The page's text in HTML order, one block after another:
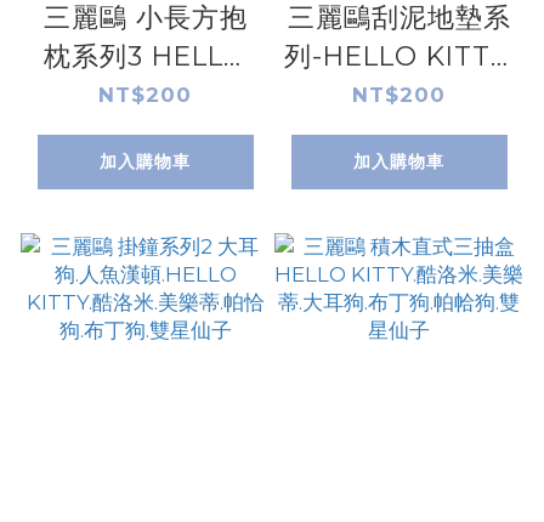
三麗鷗 小長方抱
枕系列3 HELLO
KITTY.大耳狗.人
魚漢頓.酷洛米.美
樂蒂.帕恰狗.布丁
NT$200
加入購物車
三麗鷗刮泥地墊系
列-HELLO KITTY.
酷洛米.大耳狗喜
拿.布丁狗
NT$200
加入購物車